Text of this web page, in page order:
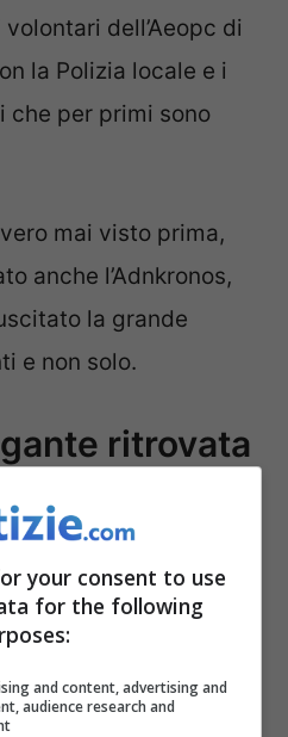
dell’Aeopc di
la Polizia locale e i
che per primi sono
mai visto prima,
anche l’Adnkronos,
la grande
e non solo.
ritrovata
di Tarquinia
your consent to use
for the following
and content, advertising and
audience research and